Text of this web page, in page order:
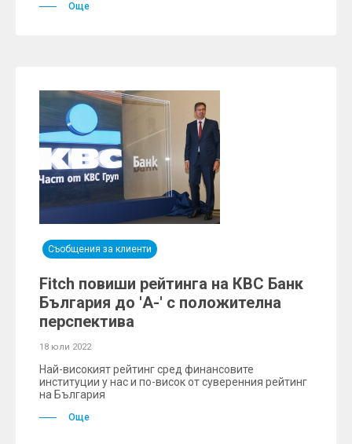
Още
Съобщения за клиенти
Fitch повиши рейтинга на КВС Банк
България до 'A-' с положителна
перспектива
18 юли 2022
Най-високият рейтинг сред финансовите
институции у нас и по-висок от суверенния рейтинг
на България
Още